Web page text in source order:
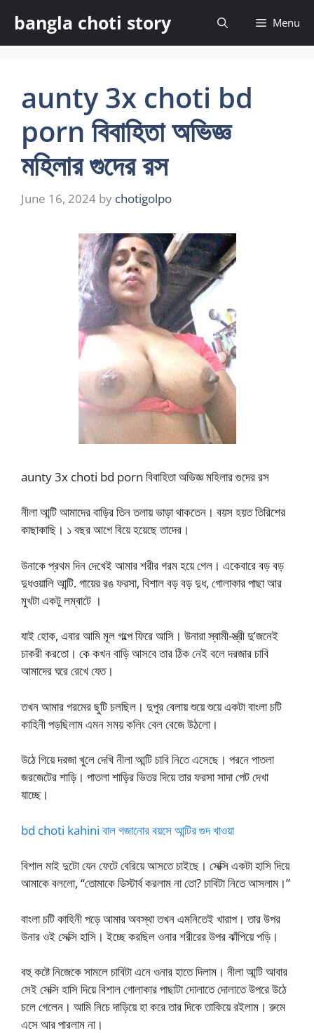
content
bangla choti story Menu
aunty 3x choti bd
porn বিবাহিতা অভিজ্ঞ
মহিলার গুদের রস
June 16, 2024 by chotigolpo
aunty 3x choti bd porn বিবাহিতা অভিজ্ঞ মহিলার গুদের রস
নীলা আন্টি আমাদের বাড়ির তিন তলায় ভাড়া থাকতেন। বয়স হয়ত তিরিশের
কাছাকাছি। ১ বছর আগে বিয়ে হয়েছে তাদের।
উনাকে প্রথম দিন দেখেই আমার শরীর গরম হয়ে গেল। একেবারে বড় বড়
দুধওয়ালি আন্টি. গায়ের রঙ ফরসা, বিশাল বড় বড় দুধ, গোলাকার পাছা আর
মুখটা একটু লম্বাটে ।
যাই হোক, এবার আমি মূল গল্পে ফিরে আসি। উনারা স্বামী-স্ত্রী দু’জনেই
চাকরী করতো। কে কখন বাড়ি আসবে তার ঠিক নেই বলে দরজার চাবি
আমাদের ঘরে রেখে যেত।
তখন আমার গরমের ছুটি চলছিল। দুপুর বেলায় শুয়ে শুয়ে একটা বাংলা চটি
কাহিনী পড়ছিলাম এমন সময় কলিং বেল বেজে উঠলো।
উঠে গিয়ে দরজা খুলে দেখি নীলা আন্টি চাবি নিতে এসেছে। পরনে পাতলা
জরজেটের শাড়ি। পাতলা শাড়ির ভিতর দিয়ে তার ফরসা সাদা পেট দেখা
যাচ্ছে।
bd choti kahini বাল গজানোর বয়সে আন্টির গুদ খাওয়া
বিশাল মাই দুটো যেন ফেটে বেরিয়ে আসতে চাইছে। সেক্সি একটা হাসি দিয়ে
আমাকে বললো, “তোমাকে ডিস্টার্ব করলাম না তো? চাবিটা নিতে আসলাম।”
বাংলা চটি কাহিনী পড়ে আমার অবস্থা তখন এমনিতেই খারাপ। তার উপর
উনার ওই সেক্সি হাসি। ইচ্ছে করছিল ওনার শরীরের উপর ঝাঁপিয়ে পড়ি।
বহু কষ্টে নিজেকে সামলে চাবিটা এনে ওনার হাতে দিলাম। নীলা আন্টি আবার
সেই সেক্সি হাসি দিয়ে বিশাল গোলাকার পাছাটা দোলাতে দোলাতে উপরে উঠে
চলে গেলেন। আমি নিচে দাড়িয়ে হা করে তার দিকে তাকিয়ে রইলাম। রুমে
এসে আর পারলাম না।